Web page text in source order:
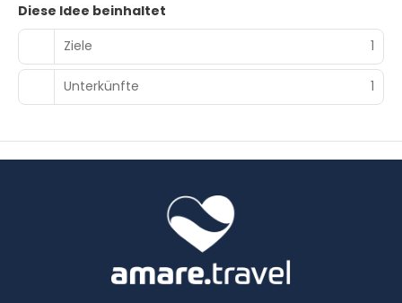
Zum Angebot gehören eine rund um die Uhr besetzte
Rezeption, eine Gepäckaufbewahrung und ein Tresorfach
an der Rezeption. Vor Ort gibt es Folgendes: Parken ohne
Service (kostenlos).
Diese Idee beinhaltet
Ziele
1
Unterkünfte 1